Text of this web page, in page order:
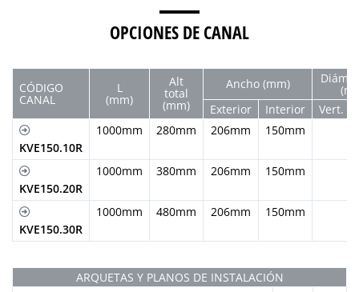
OPCIONES DE CANAL
CÓDIGO
CANAL
L
(mm)
Alt
total
(mm)
Ancho (mm) Diám.
Exterior
Interior Vert.
KVE150.10R
1000mm 280mm 206mm 150mm
KVE150.20R
1000mm 380mm 206mm 150mm
KVE150.30R
1000mm 480mm 206mm 150mm
ARQUETAS Y PLANOS DE INSTALACIÓN